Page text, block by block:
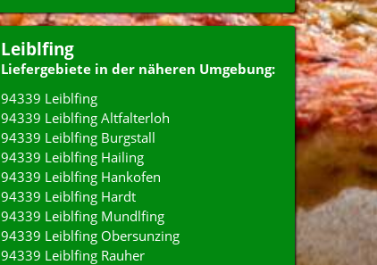
Leiblfing
Liefergebiete in der näheren Umgebung:
94339 Leiblfing
94339 Leiblfing Altfalterloh
94339 Leiblfing Burgstall
94339 Leiblfing Hailing
94339 Leiblfing Hankofen
94339 Leiblfing Hardt
94339 Leiblfing Mundlfing
94339 Leiblfing Obersunzing
94339 Leiblfing Rauher